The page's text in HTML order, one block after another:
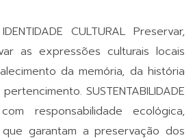
CULTURAL Preservar,
as expressões culturais locais
da memória, da história
SUSTENTABILIDADE
responsabilidade ecológica,
garantam a preservação dos